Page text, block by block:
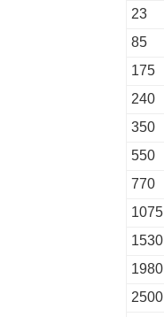
23
85
175
240
350
550
770
1075
1530
1980
2500